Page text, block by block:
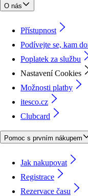
O nás
Přístupnost
Podívejte se, kam
Poplatek za službu
Nastavení Cookies
Možnosti platby
itesco.cz
Clubcard
Pomoc s prvním nákupem
Jak nakupovat
Registrace
Rezervace času